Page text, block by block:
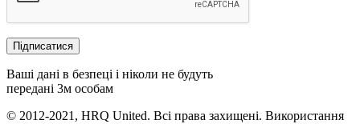
Ваші дані в безпеці і ніколи не будуть
передані 3м особам
© 2012-2021, HRQ United. Всі права захищені. Використання